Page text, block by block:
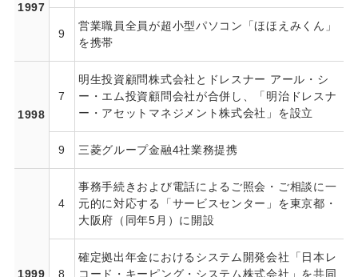
1997
9
営業職員全員が超小型パソコン「ほほえみくん」
を携帯
1998
7
明生投資顧問株式会社とドレスナー アール・シ
ー・エム投資顧問会社が合併し、「明治ドレスナ
ー・アセットマネジメント株式会社」を設立
9 三菱グループ金融4社業務提携
1999
4
事務手続きおよび電話によるご照会・ご相談に一
元的に対応する「サービスセンター」を東京都・
大阪府（同年5月）に開設
8
確定拠出年金におけるシステム開発会社「日本レ
コード・キーピング・システム株式会社」を共同